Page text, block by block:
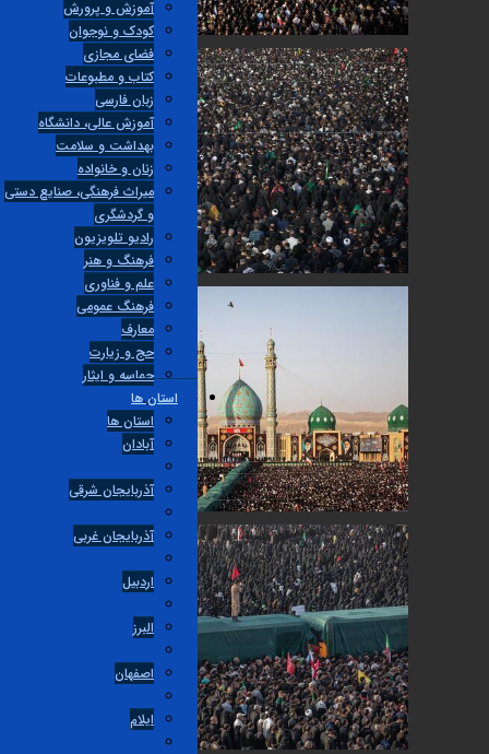
آموزش و پرورش
کودک و نوجوان
فضای مجازی
کتاب و مطبوعات
زبان فارسی
آموزش عالی، دانشگاه
بهداشت و سلامت
زنان و خانواده
میراث فرهنگی، صنایع دستی
و گردشگری
راديو تلويزيون
فرهنگ و هنر
علم و فناوری
فرهنگ عمومی
معارف
حج و زیارت
حماسه و ایثار
استان ها
استان ها
آبادان
آذربایجان شرقی
آذربایجان غربی
اردبیل
اصفهان